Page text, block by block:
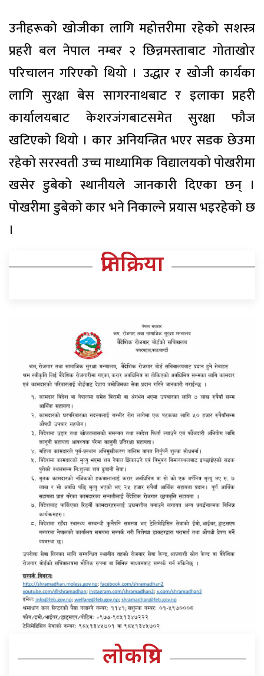
उनीहरूको खोजीका लागि महोत्तरीमा रहेको सशस्त्र
प्रहरी बल नेपाल नम्बर २ छिन्नमस्ताबाट गोताखोर
परिचालन गरिएको थियो । उद्धार र खोजी कार्यका
लागि सुरक्षा बेस सागरनाथबाट र इलाका प्रहरी
कार्यालयबाट केशरजंगबाटसमेत सुरक्षा फौज
खटिएको थियो । कार अनियन्त्रित भएर सडक छेउमा
रहेको सरस्वती उच्च माध्यामिक विद्यालयको पोखरीमा
खसेर डुबेको स्थानीयले जानकारी दिएका छन् ।
पोखरीमा डुबेको कार भने निकाल्ने प्रयास भइरहेको छ
।
प्रतिक्रिया
लोकप्रिय